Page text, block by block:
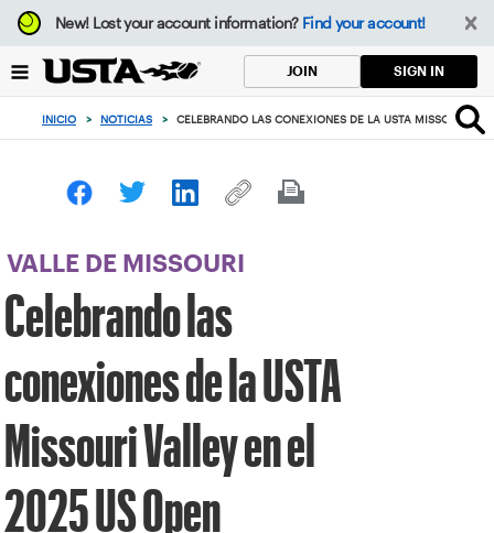
Enfoque
desde
botón
volver
principio
New!Lost your account information? Find your account!
JOIN SIGN IN
INICIO > NOTICIAS > CELEBRANDO LAS CONEXIONES DE LA USTA MISSOURI
VALLE DE MISSOURI
Celebrando las
conexiones de la USTA
Missouri Valley en el
2025 US Open